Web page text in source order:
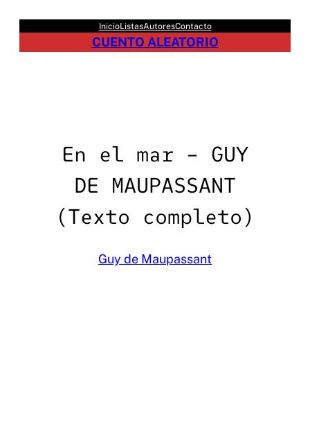
contenido
InicioListasAutoresContacto
CUENTO ALEATORIO
En el mar – GUY
DE MAUPASSANT
(Texto completo)
Guy de Maupassant